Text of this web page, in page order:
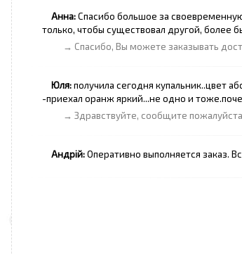
Анна:Спасибо большое за
только, чтобы существовал другой, более
→ Спасибо, Вы можете заказывать
Юля:получила сегодня купальник..цвет
-приехал оранж яркий...не одно и
→ Здравствуйте, сообщите
Андрій:Оперативно выполняется заказ.